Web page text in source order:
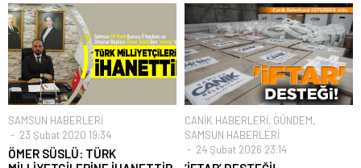
SAMSUN HABERLERİ
23 Şubat 2020 19:34
ÖMER SÜSLÜ: TÜRK
CANİK HABERLERİ, GÜNDEM,
SAMSUN HABERLERİ
24 Şubat 2026 23:14